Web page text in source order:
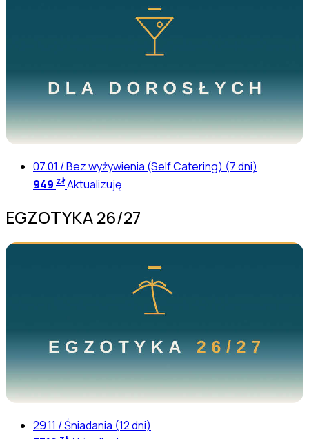
07.01 / Bez wyżywienia (Self Catering) (7 dni)
949 złAktualizuję
EGZOTYKA 26/27
29.11 / Śniadania (12 dni)